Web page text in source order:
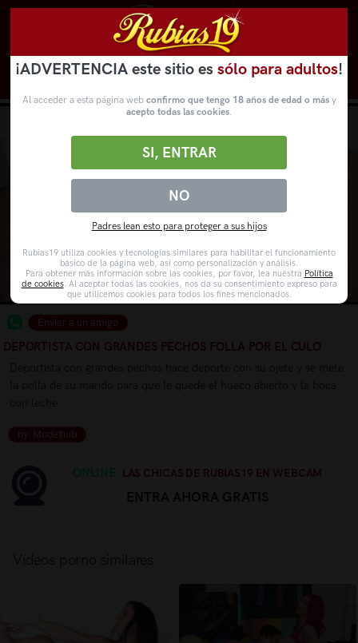
Enviar a un amigo
DEPORTISTA CON GRANDES PECHOS FOLLA POR EL CULO
by: Modelhub
ONLINE. LAS CHICAS DE RUBIAS19 EN WEBCAM
¡ADVERTENCIA este sitio es sólo para adultos!
Al acceder a esta página web confirmo que tengo 18 años de edad o másy
acepto todas las cookies.
NO
SI, ENTRAR
Padres lean esto para proteger a sus hijos
Rubias19 utiliza cookies y tecnologías similares para habilitar el funcionamiento
básico de la página web, así como personalización y análisis.
Para obtener más información sobre las cookies, por favor, lea nuestra Política
de cookies. Al aceptar todas las cookies, nos da su consentimiento expreso para
que utilicemos cookies para todos los fines mencionados.